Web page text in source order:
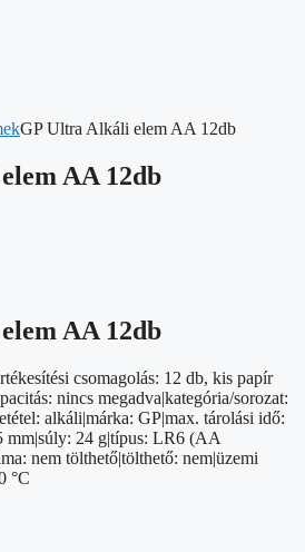
GP Ultra Alkáli elem AA 12db
AA 12db
AA 12db
csomagolás: 12 db, kis papír
nincs megadva|kategória/sorozat:
alkáli|márka: GP|max. tárolási idő:
mm|súly: 24 g|típus: LR6 (AA
nem tölthető|tölthető: nem|üzemi
°C